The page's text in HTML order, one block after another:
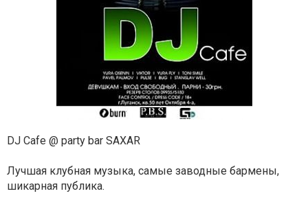
DJ Cafe @ party bar SAXAR
Лучшая клубная музыка, самые заводные бармены,
шикарная публика.